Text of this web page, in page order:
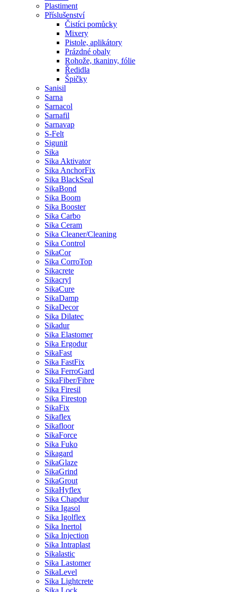
Plastiment
Příslušenství
Čistíci pomůcky
Mixery
Pistole, aplikátory
Prázdné obaly
Rohože, tkaniny, fólie
Ředidla
Špičky
Sanisil
Sarna
Sarnacol
Sarnafil
Sarnavap
S-Felt
Sigunit
Sika
Sika Aktivator
Sika AnchorFix
Sika BlackSeal
SikaBond
Sika Boom
Sika Booster
Sika Carbo
Sika Ceram
Sika Cleaner/Cleaning
Sika Control
SikaCor
Sika CorroTop
Sikacrete
Sikacryl
SikaCure
SikaDamp
SikaDecor
Sika Dilatec
Sikadur
Sika Elastomer
Sika Ergodur
SikaFast
Sika FastFix
Sika FerroGard
SikaFiber/Fibre
Sika Firesil
Sika Firestop
SikaFix
Sikaflex
Sikafloor
SikaForce
Sika Fuko
Sikagard
SikaGlaze
SikaGrind
SikaGrout
SikaHyflex
Sika Chapdur
Sika Igasol
Sika Igolflex
Sika Inertol
Sika Injection
Sika Intraplast
Sikalastic
Sika Lastomer
SikaLevel
Sika Lightcrete
Sika Lock